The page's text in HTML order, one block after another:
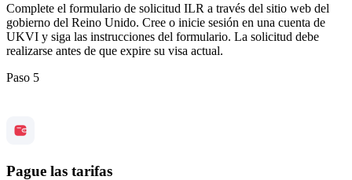
Complete el formulario de solicitud ILR a través del sitio web del
gobierno del Reino Unido. Cree o inicie sesión en una cuenta de
UKVI y siga las instrucciones del formulario. La solicitud debe
realizarse antes de que expire su visa actual.
Paso 5
Pague las tarifas